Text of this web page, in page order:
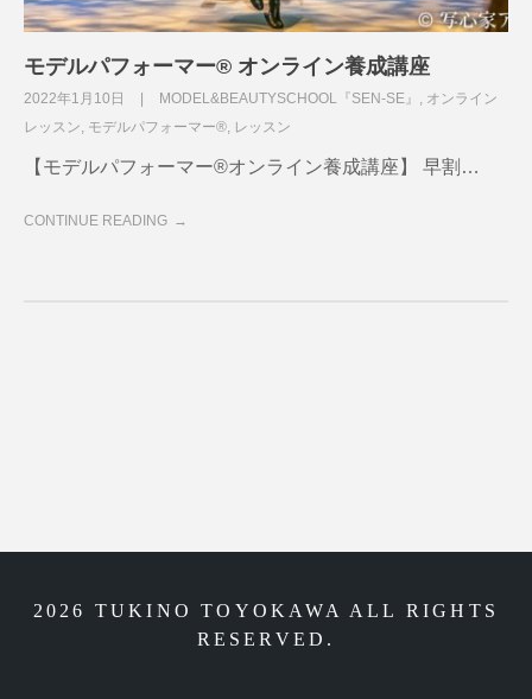
モデルパフォーマー®︎ オンライン養成講座
2022年1月10日 MODEL&BEAUTYSCHOOL『SEN-SE』
オンライン
レッスン モデルパフォーマー® レッスン
【モデルパフォーマー®︎オンライン養成講座】 早割…
CONTINUE READING
2026 TUKINO TOYOKAWA ALL RIGHTS
RESERVED.